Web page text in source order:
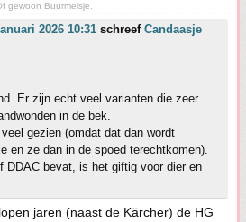
gewoon Buurmeisje.
2026 10:31 schreef Candaasje
Er zijn echt veel varianten die zeer
in de bek.
gezien (omdat dat dan wordt
en ze dan in de spoed terechtkomen).
DDAC bevat, is het giftig voor dier en
jaren (naast de Kärcher) de HG